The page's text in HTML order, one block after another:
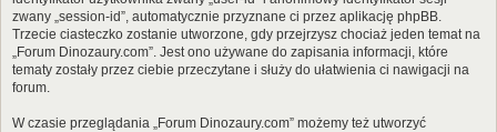
zwany „session-id”, automatycznie przyznane ci przez aplikację phpBB.
Trzecie ciasteczko zostanie utworzone, gdy przejrzysz chociaż jeden temat na
„Forum Dinozaury.com”. Jest ono używane do zapisania informacji, które
tematy zostały przez ciebie przeczytane i służy do ułatwienia ci nawigacji na
forum.
W czasie przeglądania „Forum Dinozaury.com” możemy też utworzyć